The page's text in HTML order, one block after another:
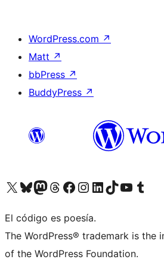
WordPress.com ↗
Matt ↗
bbPress ↗
BuddyPress ↗
Visitá nuestra cuenta de X (anteriormente Twitter)
Visitá nuestra cuenta de Bluesky
Visitá nuestra cuenta de Mastodon
Visitá nuestra cuenta de Threads
Visitá nuestra página de Facebook
Visitá nuestra cuenta de Instagram
Visitá nuestra cuenta de LinkedIn
Visitá nuestra cuenta de TikTok
Visitá nuestro canal de
Visitá nuestra cuenta
El código es poesía.
The WordPress® trademark is the
of the WordPress Foundation.